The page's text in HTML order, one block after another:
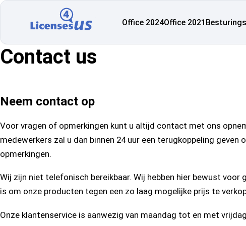
Office 2024Office 2021
Contact us
Neem contact op
Voor vragen of opmerkingen kunt u altijd contact met ons
medewerkers zal u dan binnen 24 uur een terugkoppeling geven
opmerkingen.
Wij zijn niet telefonisch bereikbaar. Wij hebben hier bewust voor
is om onze producten tegen een zo laag mogelijke prijs te
Onze klantenservice is aanwezig van maandag tot en met